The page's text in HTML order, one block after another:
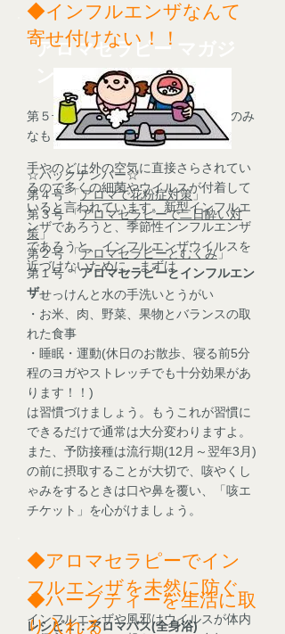
アロマセラピー マガジ
第５号 「精油物語～知られざる香りのみ
なもと～(DVD)」
☆バックナンバー☆
第４号 「 アロマで花粉症対策」
第３号 「アロマセラピーで二日酔い対
策」
第２号 「アロマセラピーとむくみ」
第１号 「アロマセラピーとインフルエン
ザ」
◆インフルエンザなんて
寄せ付けない！！
手やのどは外の空気に直接さらされてい
るので多くの細菌やウイルスが付着して
いると言われています。新型インフルエ
ンザであろうと、季節性インフルエンザ
であろうと、インフルエンザウイルスを
近づけないために、まずは
・せっけんと水の手洗いとうがい
・お米、肉、野菜、果物とバランスの取
れた食事
・睡眠・運動(休日のお散歩、寝る前5分
程のヨガやストレッチでも十分効果があ
ります！！)
は習慣づけましょう。もうこれが習慣に
できるだけで通常は大分変わりますよ。
また、予防接種は流行期(12月～翌年3月)
の前に摂取することが大切で、咳やくし
ゃみをするときは口や鼻を覆い、「咳エ
チケット」を心がけましょう。
◆アロマセラピーでイン
フルエンザを未然に防ぐ
インフルエンザや風邪はウイルスが体内
レシピ１：アロマバス(全身浴)
◆ハーブティーを生活に取
り入れる